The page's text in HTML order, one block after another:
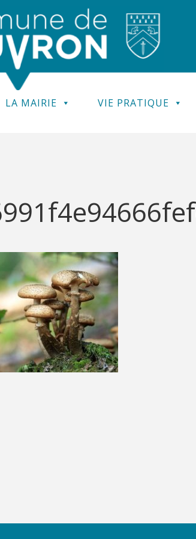
LA MAIRIE VIE PRATIQUE